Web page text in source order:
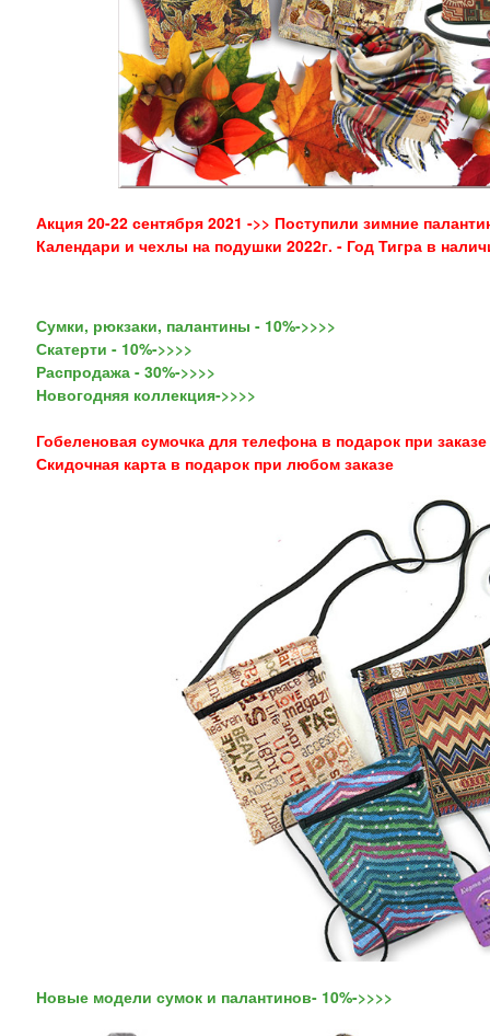
Акция 20-22 сентября 2021 ->> Поступили зимние
Календари и чехлы на подушки 2022г. - Год Тигра в
Сумки, рюкзаки, палантины - 10%->>>>
Скатерти - 10%->>>>
Распродажа - 30%->>>>
Новогодняя коллекция->>>>
Гобеленовая сумочка для телефона в подарок при
Скидочная карта в подарок при любом заказе
Новые модели сумок и палантинов- 10%->>>>